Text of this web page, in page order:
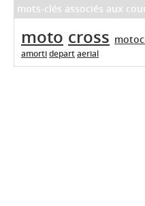
mots-clés associés aux
moto cross
amortidepartaerial